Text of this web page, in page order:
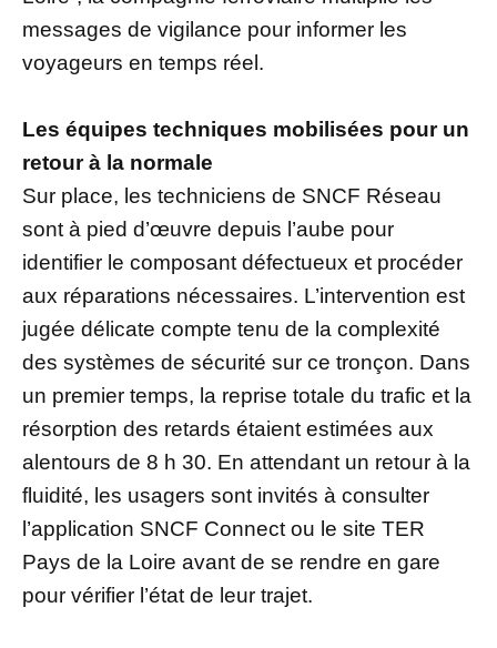
messages de vigilance pour informer les
voyageurs en temps réel.
Les équipes techniques mobilisées pour un
retour à la normale
Sur place, les techniciens de SNCF Réseau
sont à pied d’œuvre depuis l’aube pour
identifier le composant défectueux et procéder
aux réparations nécessaires. L’intervention est
jugée délicate compte tenu de la complexité
des systèmes de sécurité sur ce tronçon. Dans
un premier temps, la reprise totale du trafic et la
résorption des retards étaient estimées aux
alentours de 8 h 30. En attendant un retour à la
fluidité, les usagers sont invités à consulter
l’application SNCF Connect ou le site TER
Pays de la Loire avant de se rendre en gare
pour vérifier l’état de leur trajet.